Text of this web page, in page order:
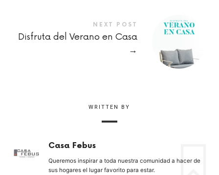
NEXT POST
Disfruta del Verano en Casa
→
WRITTEN BY
Casa Febus
Queremos inspirar a toda nuestra comunidad a hacer de
sus hogares el lugar favorito para estar.